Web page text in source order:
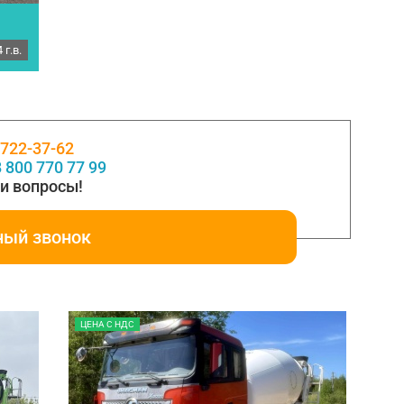
г.в.
37-62
800 770 77 99
вопросы!
звонок
ЦЕНА С НДС